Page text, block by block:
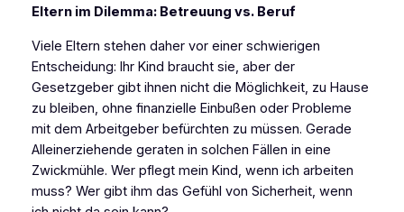
Eltern im Dilemma: Betreuung vs. Beruf
Viele Eltern stehen daher vor einer schwierigen
Entscheidung: Ihr Kind braucht sie, aber der
Gesetzgeber gibt ihnen nicht die Möglichkeit, zu Hause
zu bleiben, ohne finanzielle Einbußen oder Probleme
mit dem Arbeitgeber befürchten zu müssen. Gerade
Alleinerziehende geraten in solchen Fällen in eine
Zwickmühle. Wer pflegt mein Kind, wenn ich arbeiten
muss? Wer gibt ihm das Gefühl von Sicherheit, wenn